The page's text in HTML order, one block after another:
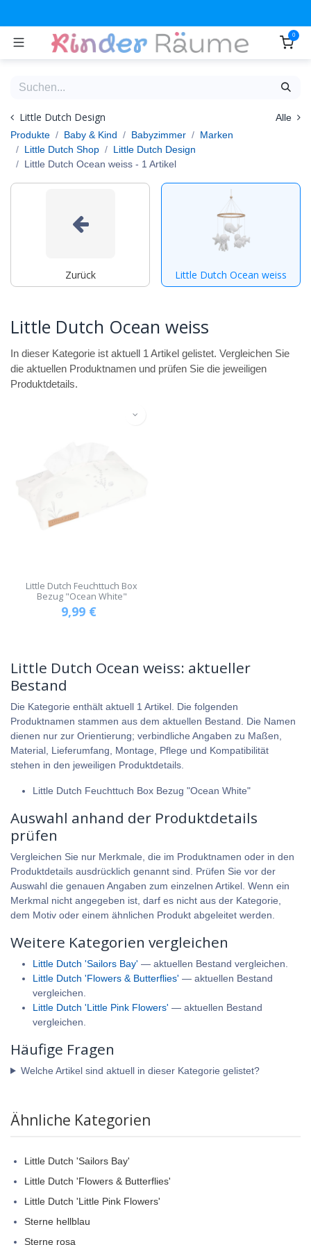
0
Little Dutch Design
Alle
Produkte
Baby & Kind Babyzimmer
Marken
Little Dutch Shop
Little Dutch Design
Little Dutch Ocean weiss - 1 Artikel
Zurück Little Dutch Ocean weiss
Little Dutch Ocean weiss
In dieser Kategorie ist aktuell 1 Artikel gelistet. Vergleichen Sie
die aktuellen Produktnamen und prüfen Sie die jeweiligen
Produktdetails.
Little Dutch Feuchttuch Box
Bezug "Ocean White"
9,99 €
Little Dutch Ocean weiss: aktueller
Bestand
Die Kategorie enthält aktuell 1 Artikel. Die folgenden
Produktnamen stammen aus dem aktuellen Bestand. Die Namen
dienen nur zur Orientierung; verbindliche Angaben zu Maßen,
Material, Lieferumfang, Montage, Pflege und Kompatibilität
stehen in den jeweiligen Produktdetails.
Little Dutch Feuchttuch Box Bezug "Ocean White"
Auswahl anhand der Produktdetails
prüfen
Vergleichen Sie nur Merkmale, die im Produktnamen oder in den
Produktdetails ausdrücklich genannt sind. Prüfen Sie vor der
Auswahl die genauen Angaben zum einzelnen Artikel. Wenn ein
Merkmal nicht angegeben ist, darf es nicht aus der Kategorie,
dem Motiv oder einem ähnlichen Produkt abgeleitet werden.
Weitere Kategorien vergleichen
Little Dutch 'Sailors Bay' — aktuellen Bestand vergleichen.
Little Dutch 'Flowers & Butterflies' — aktuellen Bestand
vergleichen.
Little Dutch 'Little Pink Flowers' — aktuellen Bestand
vergleichen.
Häufige Fragen
Welche Artikel sind aktuell in dieser Kategorie gelistet?
Ähnliche Kategorien
Little Dutch 'Sailors Bay'
Little Dutch 'Flowers & Butterflies'
Little Dutch 'Little Pink Flowers'
Sterne hellblau
Sterne rosa